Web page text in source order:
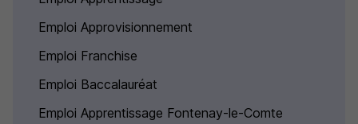
Emploi Approvisionnement
Emploi Franchise
Emploi Baccalauréat
Emploi Apprentissage Fontenay-le-Comte